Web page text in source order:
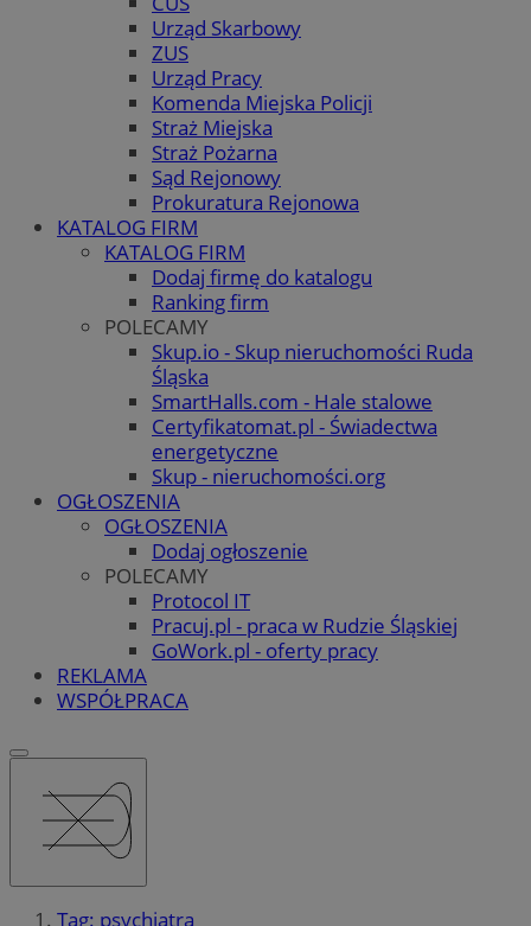
Urząd Skarbowy
ZUS
Urząd Pracy
Komenda Miejska Policji
Straż Miejska
Straż Pożarna
Sąd Rejonowy
Prokuratura Rejonowa
KATALOG FIRM
KATALOG FIRM
Dodaj firmę do katalogu
Ranking firm
POLECAMY
Skup.io - Skup nieruchomości Ruda
Śląska
SmartHalls.com - Hale stalowe
Certyfikatomat.pl - Świadectwa
energetyczne
Skup - nieruchomości.org
OGŁOSZENIA
OGŁOSZENIA
Dodaj ogłoszenie
POLECAMY
Protocol IT
Pracuj.pl - praca w Rudzie Śląskiej
GoWork.pl - oferty pracy
REKLAMA
WSPÓŁPRACA
Tag: psychiatra